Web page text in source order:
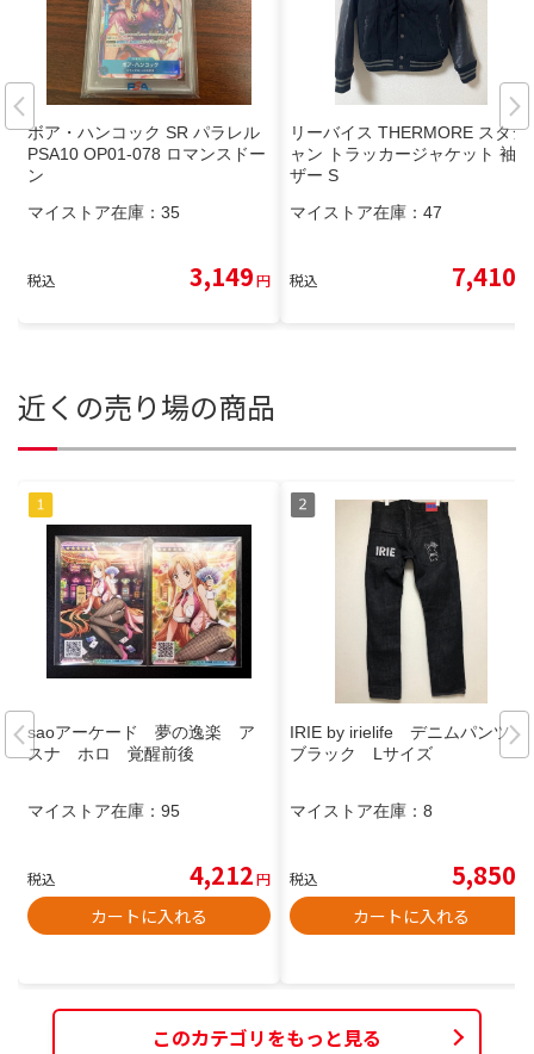
ボア・ハンコック SR パラレル
PSA10 OP01-078 ロマンスドー
ン
マイストア在庫： 35
税込 3,149円
リーバイス THERMORE スタジ
ャン トラッカージャケット 袖レ
ザー S
マイストア在庫： 47
税込 7,410
近くの売り場の商品
saoアーケード 夢の逸楽 ア
スナ ホロ 覚醒前後
マイストア在庫： 95
税込 4,212円
カートに入れる
IRIE by irielife デニムパンツ
ブラック Lサイズ
マイストア在庫： 8
税込 5,850
カートに入れる
このカテゴリをもっと見る